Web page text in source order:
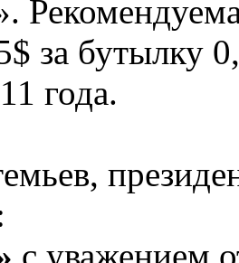
за бутылку
года.
с уважением